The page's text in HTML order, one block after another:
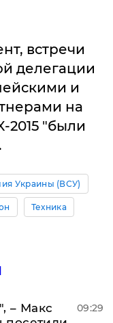
встречи
делегации
и
на
2015 "были
Украины (ВСУ)
Техника
– Макс
09:29